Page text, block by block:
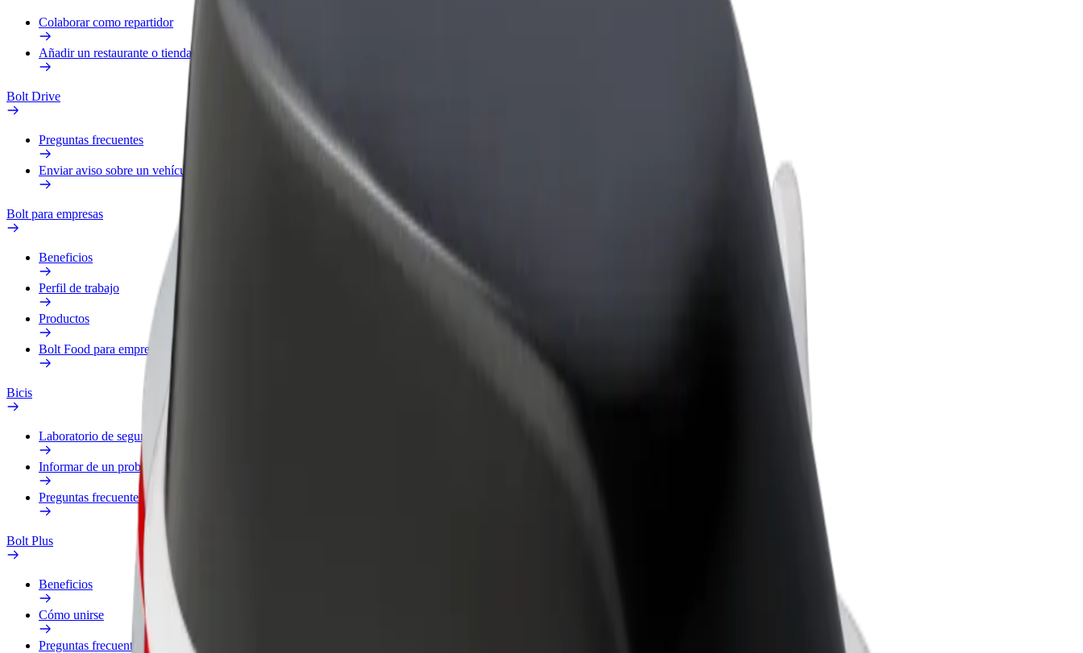
Colaborar como repartidor
Añadir un restaurante o tienda
Bolt Drive
Preguntas frecuentes
Enviar aviso sobre un vehículo
Bolt para empresas
Beneficios
Perfil de trabajo
Productos
Bolt Food para empresas
Bicis
Laboratorio de seguridad
Informar de un problema
Preguntas frecuentes
Bolt Plus
Beneficios
Cómo unirse
Preguntas frecuentes